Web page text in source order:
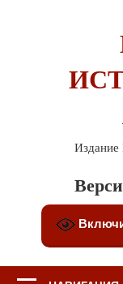
Издание